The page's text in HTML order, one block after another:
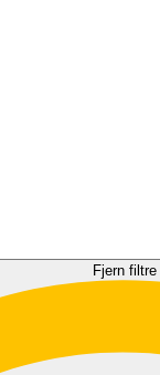
Fjern filtre